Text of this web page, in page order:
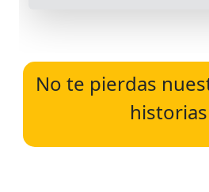
No te pierdas
historias